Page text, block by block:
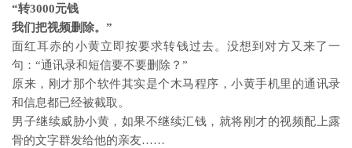
“转3000元钱
我们把视频删除。”
面红耳赤的小黄立即按要求转钱过去。没想到对方又来了一
句：“通讯录和短信要不要删除？”
原来，刚才那个软件其实是个木马程序，小黄手机里的通讯录
和信息都已经被截取。
男子继续威胁小黄，如果不继续汇钱，就将刚才的视频配上露
骨的文字群发给他的亲友……